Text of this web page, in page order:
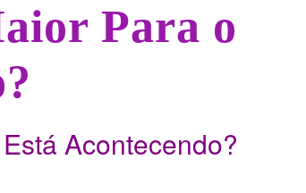
Para o
Acontecendo?